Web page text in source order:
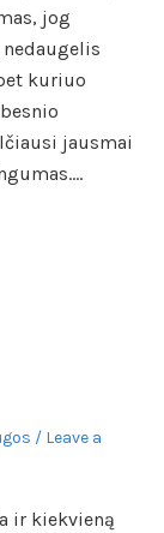
jog
kuriuo
jausmai
Leave a
ir kiekvieną